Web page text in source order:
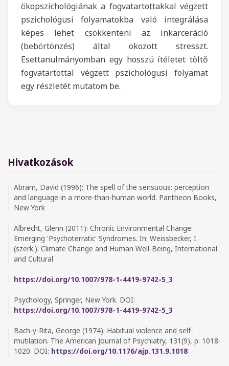
ökopszichológiának a fogvatartottakkal végzett
pszichológusi folyamatokba való integrálása
képes lehet csökkenteni az inkarceráció
(bebörtönzés) által okozott stresszt.
Esettanulmányomban egy hosszú ítéletet töltő
fogvatartottal végzett pszichológusi folyamat
egy részletét mutatom be.
Hivatkozások
Abram, David (1996): The spell of the sensuous: perception
and language in a more-than-human world. Pantheon Books,
New York
Albrecht, Glenn (2011): Chronic Environmental Change:
Emerging 'Psychoterratic' Syndromes. In: Weissbecker, I.
(szerk.): Climate Change and Human Well-Being, International
and Cultural
https://doi.org/10.1007/978-1-4419-9742-5_3
Psychology, Springer, New York. DOI:
https://doi.org/10.1007/978-1-4419-9742-5_3
Bach-y-Rita, George (1974): Habitual violence and self-
mutilation. The American Journal of Psychiatry, 131(9), p. 1018-
1020. DOI: https://doi.org/10.1176/ajp.131.9.1018